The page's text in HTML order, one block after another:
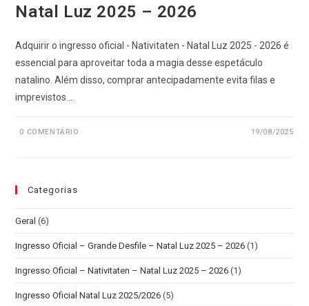
Natal Luz 2025 – 2026
Adquirir o ingresso oficial - Nativitaten - Natal Luz 2025 - 2026 é
essencial para aproveitar toda a magia desse espetáculo
natalino. Além disso, comprar antecipadamente evita filas e
imprevistos.…
0 COMENTÁRIO 19/08/2025
Categorias
Geral (6)
Ingresso Oficial – Grande Desfile – Natal Luz 2025 – 2026 (1)
Ingresso Oficial – Nativitaten – Natal Luz 2025 – 2026 (1)
Ingresso Oficial Natal Luz 2025/2026 (5)